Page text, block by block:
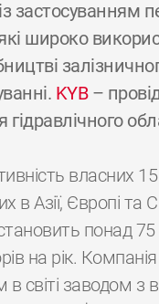
застосуванням
широко
KYB–
гідравлічного
власних 15
в Азії, Європі та
понад 75
на рік. Компанія
в світі заводом з